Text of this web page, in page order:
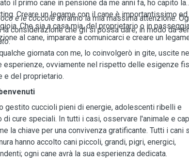
il primo cane in pensione da me anni fa, ho capito la
Creare un legame con il cane è importantissimo ed
Che sia a casa mia, del proprietario o in
al cane, imparare a comunicarci e creare un
e le coccoleavranno la mia massima attenzione.
la considerazione che gli si possa dare, in modo da
.
giornata con me, lo coinvolgerò in gite, uscite
esperienze, ovviamente nel rispetto delle esigenze
e del proprietario.
gestito cuccioli pieni di energie, adolescenti ribelli e
di cure speciali. In tutti i casi, osservare l'animale e
la chiave per una convivenza gratificante. Tutti i cani
hanno accolto cani piccoli, grandi, pigri, energici,
ogni cane avrà la sua esperienza dedicata.